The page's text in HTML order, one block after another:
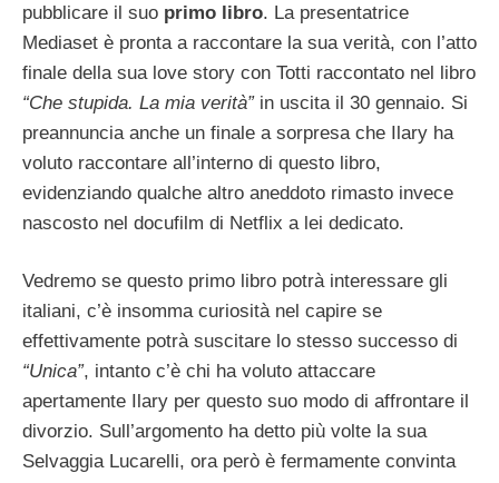
pubblicare il suo primo libro. La presentatrice
Mediaset è pronta a raccontare la sua verità, con l’atto
finale della sua love story con Totti raccontato nel libro
“Che stupida. La mia verità”in uscita il 30 gennaio. Si
preannuncia anche un finale a sorpresa che Ilary ha
voluto raccontare all’interno di questo libro,
evidenziando qualche altro aneddoto rimasto invece
nascosto nel docufilm di Netflix a lei dedicato.
Vedremo se questo primo libro potrà interessare gli
italiani, c’è insomma curiosità nel capire se
effettivamente potrà suscitare lo stesso successo di
“Unica”, intanto c’è chi ha voluto attaccare
apertamente Ilary per questo suo modo di affrontare il
divorzio. Sull’argomento ha detto più volte la sua
Selvaggia Lucarelli, ora però è fermamente convinta